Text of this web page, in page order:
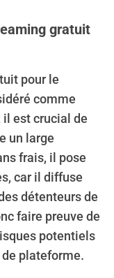
gratuit
pour le
comme
il est crucial de
un large
frais, il pose
car il diffuse
détenteurs de
faire preuve de
potentiels
plateforme.